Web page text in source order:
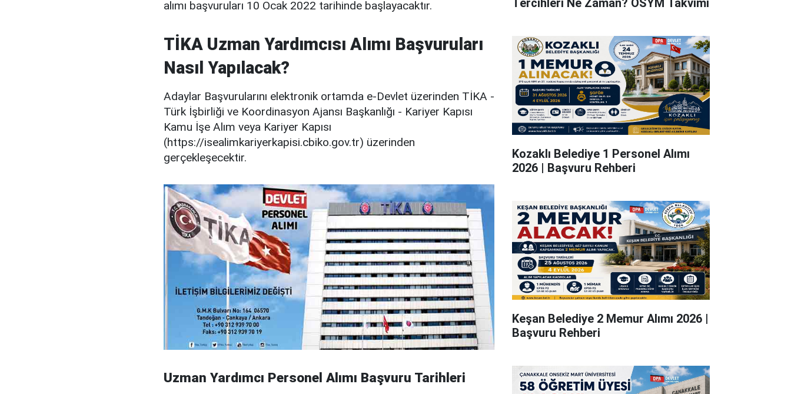
alımı başvuruları 10 Ocak 2022 tarihinde başlayacaktır.
TİKA Uzman Yardımcısı Alımı Başvuruları
Nasıl Yapılacak?
Adaylar Başvurularını elektronik ortamda e-Devlet üzerinden TİKA -
Türk İşbirliği ve Koordinasyon Ajansı Başkanlığı - Kariyer Kapısı
Kamu İşe Alım veya Kariyer Kapısı
(https://isealimkariyerkapisi.cbiko.gov.tr) üzerinden
gerçekleşecektir.
Uzman Yardımcı Personel Alımı Başvuru Tarihleri
Tercihleri Ne Zaman? ÖSYM Takvimi
Kozaklı Belediye 1 Personel Alımı
2026 | Başvuru Rehberi
Keşan Belediye 2 Memur Alımı 2026 |
Başvuru Rehberi